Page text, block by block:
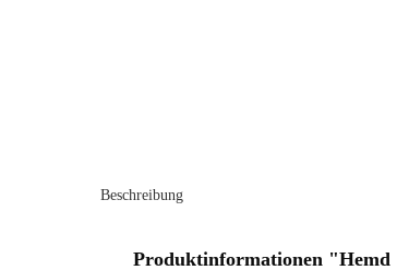
Beschreibung
Produktinformationen